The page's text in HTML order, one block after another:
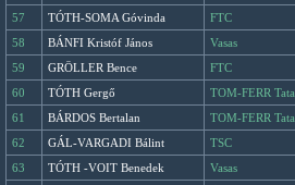
57
TÓTH-SOMA Góvinda FTC
58
BÁNFI Kristóf János Vasas
59
GRÖLLER Bence FTC
60
TÓTH Gergő TOM-FERR Tata
61
BÁRDOS Bertalan TOM-FERR Tata
62
GÁL-VARGADI Bálint TSC
63
TÓTH -VOIT Benedek Vasas